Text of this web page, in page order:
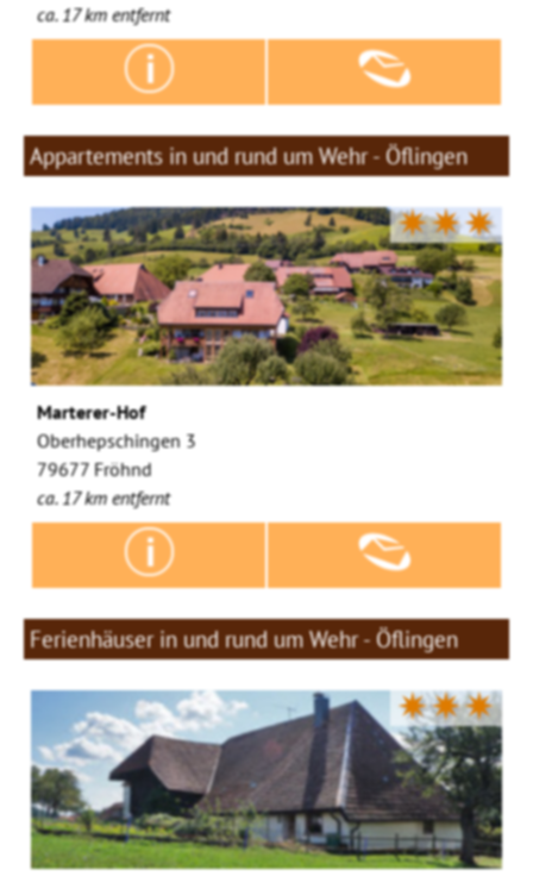
ca. 17 km entfernt
Appartements in und rund um Wehr - Öflingen
✷✷✷
Marterer-Hof
Oberhepschingen 3
79677 Fröhnd
ca. 17 km entfernt
Ferienhäuser in und rund um Wehr - Öflingen
✷✷✷